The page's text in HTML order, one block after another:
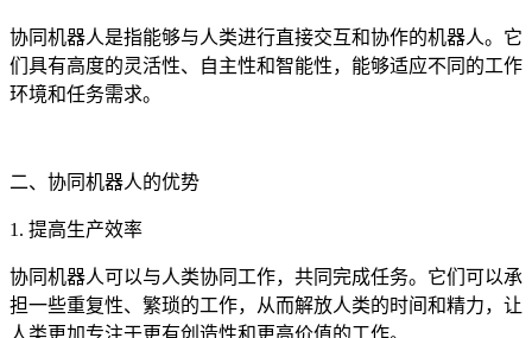
协同机器人是指能够与人类进行直接交互和协作的机器人。它
们具有高度的灵活性、自主性和智能性，能够适应不同的工作
环境和任务需求。
二、协同机器人的优势
1. 提高生产效率
协同机器人可以与人类协同工作，共同完成任务。它们可以承
担一些重复性、繁琐的工作，从而解放人类的时间和精力，让
人类更加专注于更有创造性和更高价值的工作。